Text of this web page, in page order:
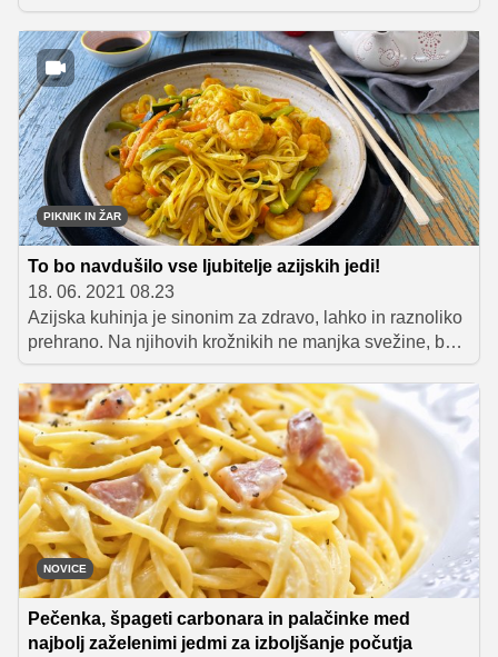
sladic Ana Potočnik in oboževalec začimb ter zelišč
Andrej Vindiš. Pripraviti sta morala okusno, brezmesno
glavno jed, pri tem pa uporabiti živilo prihodnosti
kvinojo. Ob tem se jima je seveda odšteval tudi čas: na
voljo sta namreč imela zgolj 45 minut. Jima je uspelo?
Kateri je bolj navdušil žirante? Preverite v
videoposnetku!
PIKNIK IN ŽAR
To bo navdušilo vse ljubitelje azijskih jedi!
18. 06. 2021 08.23
Azijska kuhinja je sinonim za zdravo, lahko in raznoliko
prehrano. Na njihovih krožnikih ne manjka svežine, barv
in omamno dišečih začimb, ki poskrbijo za harmonijo
okusov. Večina receptov ne zahteva pretiranega
kuharskega znanja, poleg tega lahko veliko jedi
pripravimo tudi vnaprej, kar je naravnost odlično za
družabna srečanja, ki jih v vročih poletnih dneh ne
manjka. Kaj ko bi letos torej namesto klasičnega piknika
gostom na domači zabavi pričarali azijski kulinarični
spektakel?
NOVICE
Pečenka, špageti carbonara in palačinke med
najbolj zaželenimi jedmi za izboljšanje počutja